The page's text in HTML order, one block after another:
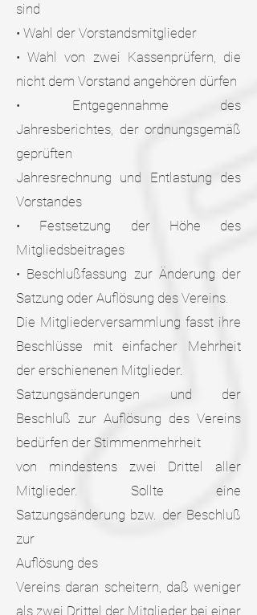
sind
• Wahl der Vorstandsmitglieder
• Wahl von zwei Kassenprüfern, die
nicht dem Vorstand angehören dürfen
• Entgegennahme des
Jahresberichtes, der ordnungsgemäß
geprüften
Jahresrechnung und Entlastung des
Vorstandes
• Festsetzung der Höhe des
Mitgliedsbeitrages
• Beschlußfassung zur Änderung der
Satzung oder Auflösung des Vereins.
Die Mitgliederversammlung fasst ihre
Beschlüsse mit einfacher Mehrheit
der erschienenen Mitglieder.
Satzungsänderungen und der
Beschluß zur Auflösung des Vereins
bedürfen der Stimmenmehrheit
von mindestens zwei Drittel aller
Mitglieder. Sollte eine
Satzungsänderung bzw. der Beschluß
zur
Auflösung des
Vereins daran scheitern, daß weniger
als zwei Drittel der Mitglieder bei einer